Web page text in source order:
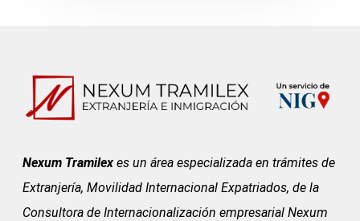
Nexum Tramilex es un área especializada en trámites de
Extranjería, Movilidad Internacional Expatriados, de la
Consultora de Internacionalización empresarial Nexum